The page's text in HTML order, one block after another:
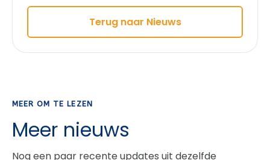
Terug naar Nieuws
MEER OM TE LEZEN
Meer nieuws
Nog een paar recente updates uit dezelfde